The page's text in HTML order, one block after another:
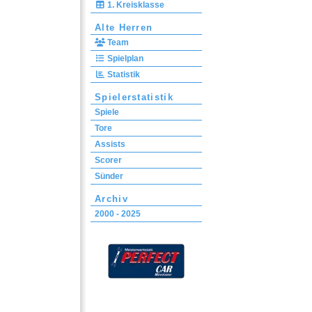
1. Kreisklasse
Alte Herren
Team
Spielplan
Statistik
Spielerstatistik
Spiele
Tore
Assists
Scorer
Sünder
Archiv
2000 - 2025